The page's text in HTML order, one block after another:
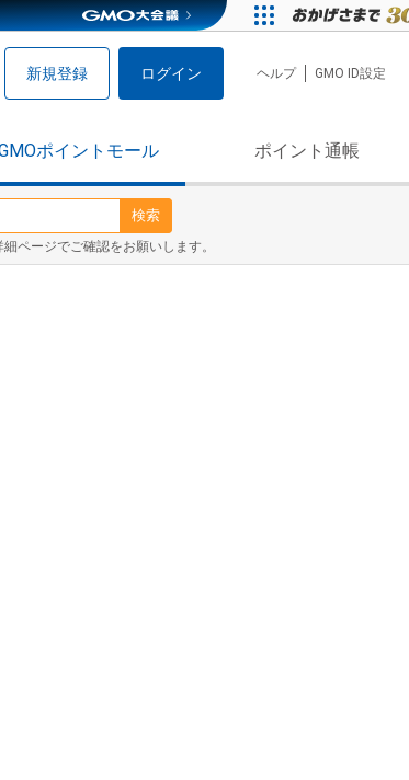
新規登録 ログイン ヘルプ GMO ID設定
ポイントモール ポイント通帳
検索
ページでご確認をお願いします。